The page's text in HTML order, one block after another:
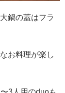
大鍋の蓋はフラ
お料理が楽し